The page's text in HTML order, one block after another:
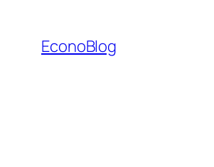
contenido
EconoBlog